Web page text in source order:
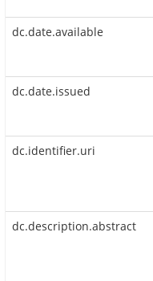
dc.date.available
dc.date.issued
dc.identifier.uri
dc.description.abstract